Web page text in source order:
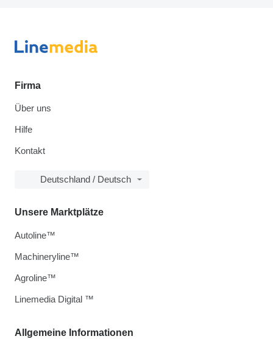
Firma
Über uns
Hilfe
Kontakt
Deutschland / Deutsch
Allgemeine Informationen
Unsere Marktplätze
Autoline™
Machineryline™
Agroline™
Linemedia Digital ™